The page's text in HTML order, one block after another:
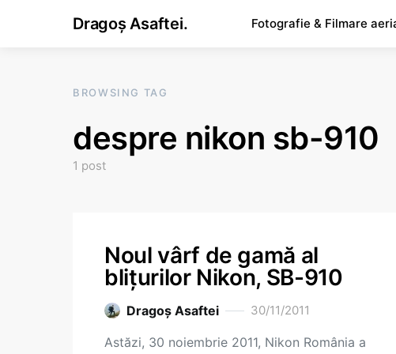
Dragoș Asaftei. Fotografie & Filmare
BROWSING TAG
despre nikon sb-910
1 post
Noul vârf de gamă al
blițurilor Nikon, SB-910
Dragoş Asaftei 30/11/2011
Astăzi, 30 noiembrie 2011, Nikon România a